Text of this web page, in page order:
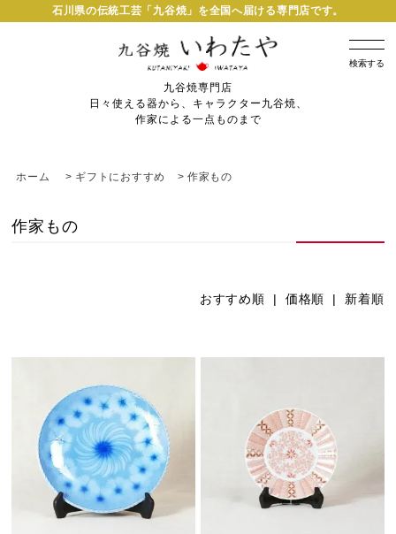
石川県の伝統工芸「九谷焼」を全国へ届ける専門店です。
検索する
九谷焼専門店
日々使える器から、キャラクター九谷焼、
作家による一点ものまで
ホーム > ギフトにおすすめ >作家もの
作家もの
おすすめ順 | 価格順 | 新着順